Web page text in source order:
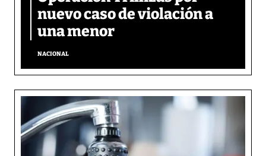
nuevo caso de violación a
una menor
NACIONAL